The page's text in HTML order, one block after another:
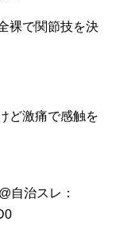
裸で関節技を決
ど激痛で感触を
自治スレ：